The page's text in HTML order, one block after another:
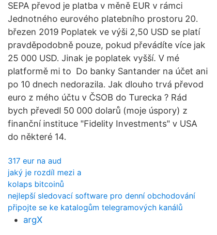
SEPA převod je platba v měně EUR v rámci
Jednotného eurového platebního prostoru 20.
březen 2019 Poplatek ve výši 2,50 USD se platí
pravděpodobně pouze, pokud převádíte více jak
25 000 USD. Jinak je poplatek vyšší. V mé
platformě mi to Do banky Santander na účet ani
po 10 dnech nedorazila. Jak dlouho trvá převod
euro z mého účtu v ČSOB do Turecka ? Rád
bych převedl 50 000 dolarů (moje úspory) z
finanční instituce "Fidelity Investments" v USA
do některé 14.
317 eur na aud
jaký je rozdíl mezi a
kolaps bitcoinů
nejlepší sledovací software pro denní obchodování
připojte se ke katalogům telegramových kanálů
argX